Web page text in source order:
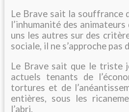
Le Brave sait la souffrance
l’inhumanité des
uns les autres sur des
sociale, il ne s’approche pas
Le Brave sait que le triste
actuels tenants de
tortures et de
entières, sous les
l’abri.